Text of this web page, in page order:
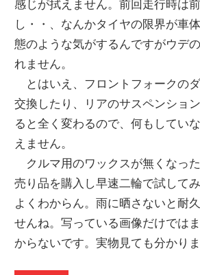
感じが拭えません。前回走行時は
し・・、なんかタイヤの限界が車
態のような気がするんですがウデ
れません。
とはいえ、フロントフォークの
交換したり、リアのサスペンショ
ると全く変わるので、何もしてい
えません。
クルマ用のワックスが無くなっ
売り品を購入し早速二輪で試して
よくわからん。雨に晒さないと耐
せんね。写っている画像だけでは
からないです。実物見ても分かりま